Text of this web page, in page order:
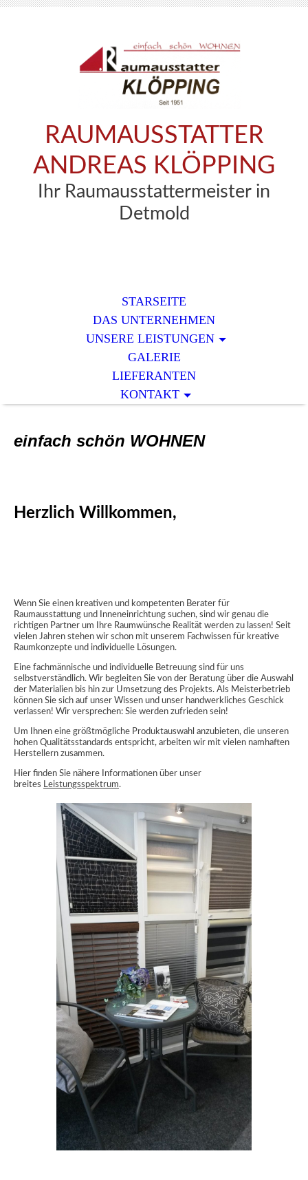
RAUMAUSSTATTER
ANDREAS KLÖPPING
Ihr Raumausstattermeister in
Detmold
STARSEITE
DAS UNTERNEHMEN
UNSERE LEISTUNGEN
GALERIE
LIEFERANTEN
KONTAKT
einfach schön WOHNEN
Herzlich Willkommen,
Wenn Sie einen kreativen und kompetenten Berater für
Raumausstattung und Inneneinrichtung suchen, sind wir genau die
richtigen Partner um Ihre Raumwünsche Realität werden zu lassen! Seit
vielen Jahren stehen wir schon mit unserem Fachwissen für kreative
Raumkonzepte und individuelle Lösungen.
Eine fachmännische und individuelle Betreuung sind für uns
selbstverständlich. Wir begleiten Sie von der Beratung über die Auswahl
der Materialien bis hin zur Umsetzung des Projekts. Als Meisterbetrieb
können Sie sich auf unser Wissen und unser handwerkliches Geschick
verlassen! Wir versprechen: Sie werden zufrieden sein!
Um Ihnen eine größtmögliche Produktauswahl anzubieten, die unseren
hohen Qualitätsstandards entspricht, arbeiten wir mit vielen namhaften
Herstellern zusammen.
Hier finden Sie nähere Informationen über unser
breites
Leistungsspektrum.